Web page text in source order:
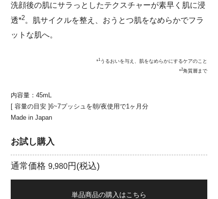
洗顔後の肌にサラっとしたテクスチャーが素早く肌に浸
透*2。肌サイクルを整え、おうとつ肌をなめらかでフラ
ットな肌へ。
*1うるおいを与え、肌をなめらかにするケアのこと
*2角質層まで
内容量：45mL
[ 容量の目安 ]6~7プッシュを朝/夜使用で1ヶ月分
Made in Japan
お試し購入
通常価格9,980円(税込)
単品商品の購入はこちら